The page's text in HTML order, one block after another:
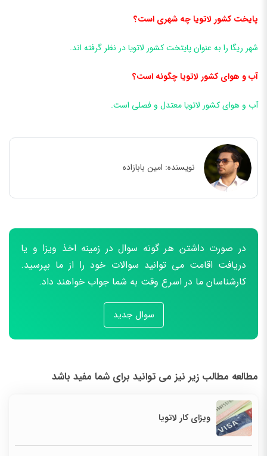
پایخت کشور لاتویا چه شهری است؟
شهر ریگا را به عنوان پایتخت کشور لاتویا در نظر گرفته اند.
آب و هوای کشور لاتویا چگونه است؟
آب و هوای کشور لاتویا معتدل و فصلی است.
نویسنده: امین بابازاده
در صورت داشتن هر گونه سوال در زمینه اخذ ویزا و یا
دریافت اقامت می توانید سوالات خود را از ما بپرسید.
کارشناسان ما در اسرع وقت به شما جواب خواهند داد.
سوال جدید
مطالعه مطالب زیر نیز می توانید برای شما مفید باشد
ویزای کار لاتویا